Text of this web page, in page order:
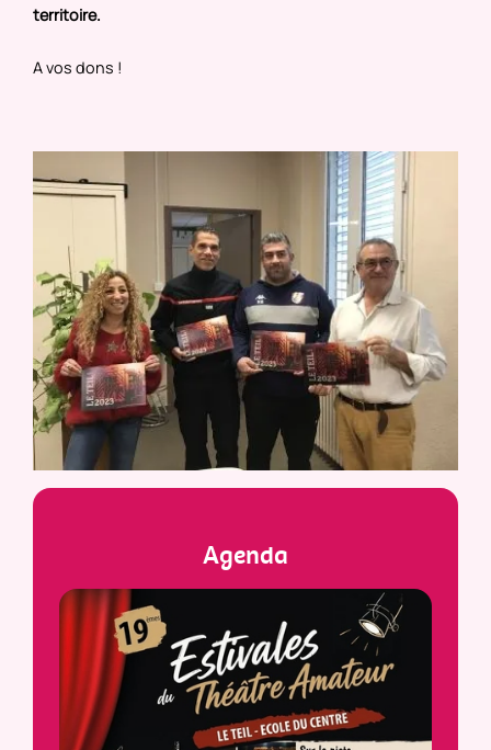
territoire.
A vos dons !
Agenda